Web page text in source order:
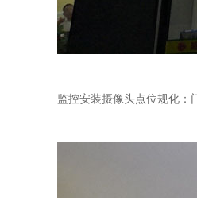
监控安装摄像头点位规化：